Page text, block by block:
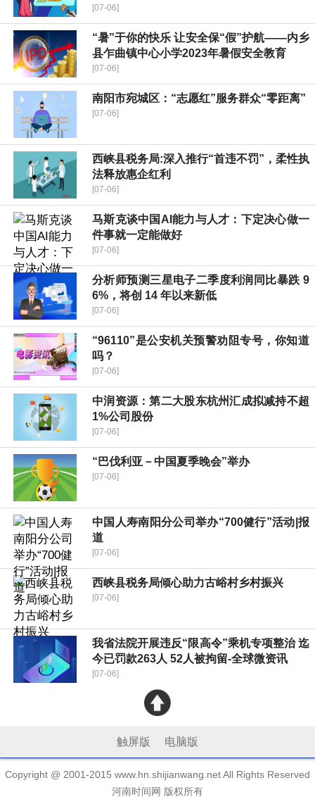
[07-06]
“暑”于你的快乐 让安全保“假”护航——内乡
县乍曲镇中心小学2023年暑假安全教育
[07-06]
南阳市宛城区：“志愿红”服务群众“零距离”
[07-06]
西峡县税务局:深入推行“首违不罚”，柔性执
法释放惠企红利
[07-06]
马斯克谈中国AI能力与人才：下定决心做一
件事就一定能做好
[07-06]
分析师预测三星电子二季度利润同比暴跌 9
6%，将创 14 年以来新低
[07-06]
“96110”是公安机关预警劝阻专号，你知道
吗？
[07-06]
中润资源：第二大股东杭州汇成拟减持不超
1%公司股份
[07-06]
“巴伐利亚－中国夏季晚会”举办
[07-06]
中国人寿南阳分公司举办“700健行”活动|报
道
[07-06]
西峡县税务局倾心助力古峪村乡村振兴
[07-06]
我省法院开展违反“限高令”乘机专项整治 迄
今已罚款263人 52人被拘留-全球微资讯
[07-06]
触屏版 电脑版
Copyright @ 2001-2015 www.hn.shijianwang.net All Rights Reserved
河南时间网 版权所有